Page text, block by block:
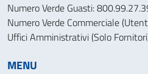
Numero Verde Guasti:
Numero Verde Commerciale
Uffici Amministrativi (Solo
MENU